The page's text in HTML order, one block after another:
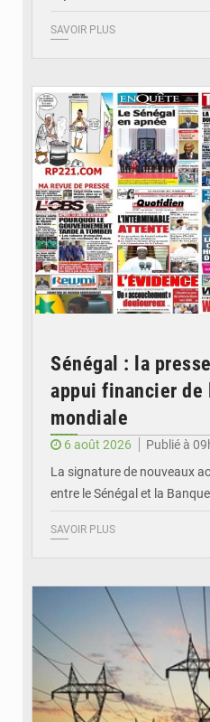
SAVOIR PLUS
Sénégal : la
appui financier de
mondiale
6 août 2026
Publié à
La signature de nouveaux
entre le Sénégal et la
SAVOIR PLUS